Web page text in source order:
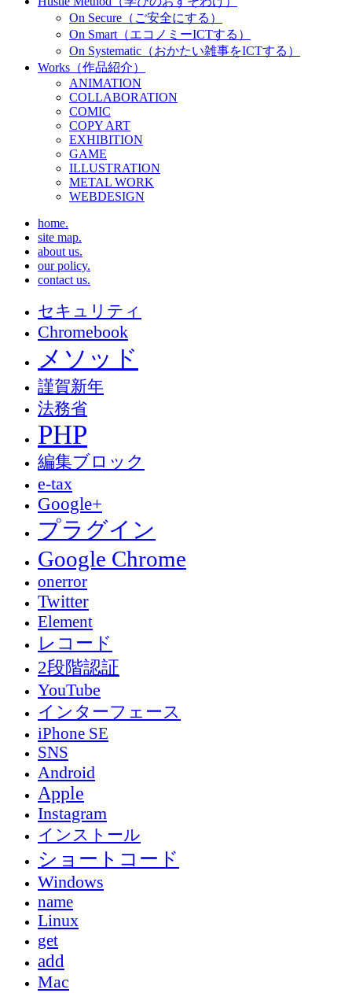
On Secure（ご安全にする）
On Smart（エコノミーICTする）
On Systematic（おかたい雑事をICTする）
Works（作品紹介）
ANIMATION
COLLABORATION
COMIC
COPY ART
EXHIBITION
GAME
ILLUSTRATION
METAL WORK
WEBDESIGN
home.
site map.
about us.
our policy.
contact us.
セキュリティ
Chromebook
メソッド
謹賀新年
法務省
PHP
編集ブロック
e-tax
Google+
プラグイン
Google Chrome
onerror
Twitter
Element
レコード
2段階認証
YouTube
インターフェース
iPhone SE
SNS
Android
Apple
Instagram
インストール
ショートコード
Windows
name
Linux
get
add
Mac